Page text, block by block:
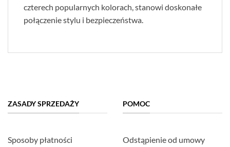
czterech popularnych kolorach, stanowi doskonałe
połączenie stylu i bezpieczeństwa.
ZASADY SPRZEDAŻY
Sposoby płatności
POMOC
Odstąpienie od umowy